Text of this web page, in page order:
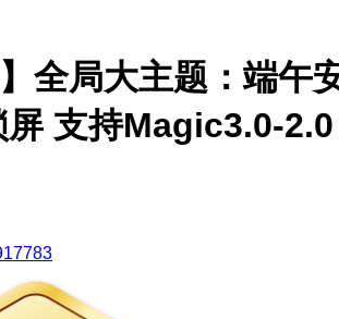
】全局大主题：端午
屏 支持Magic3.0-2.0